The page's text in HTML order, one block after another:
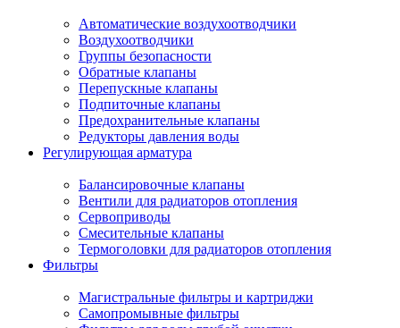
Автоматические воздухоотводчики
Воздухоотводчики
Группы безопасности
Обратные клапаны
Перепускные клапаны
Подпиточные клапаны
Предохранительные клапаны
Редукторы давления воды
Регулирующая арматура
Балансировочные клапаны
Вентили для радиаторов отопления
Сервоприводы
Смесительные клапаны
Термоголовки для радиаторов отопления
Фильтры
Магистральные фильтры и картриджи
Самопромывные фильтры